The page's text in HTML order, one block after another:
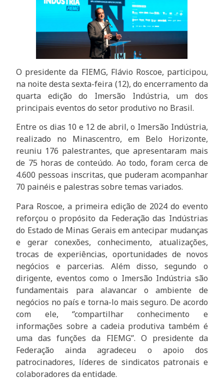
O presidente da FIEMG, Flávio Roscoe, participou,
na noite desta sexta-feira (12), do encerramento da
quarta edição do Imersão Indústria, um dos
principais eventos do setor produtivo no Brasil.
Entre os dias 10 e 12 de abril, o Imersão Indústria,
realizado no Minascentro, em Belo Horizonte,
reuniu 176 palestrantes, que apresentaram mais
de 75 horas de conteúdo. Ao todo, foram cerca de
4.600 pessoas inscritas, que puderam acompanhar
70 painéis e palestras sobre temas variados.
Para Roscoe, a primeira edição de 2024 do evento
reforçou o propósito da Federação das Indústrias
do Estado de Minas Gerais em antecipar mudanças
e gerar conexões, conhecimento, atualizações,
trocas de experiências, oportunidades de novos
negócios e parcerias. Além disso, segundo o
dirigente, eventos como o Imersão Indústria são
fundamentais para alavancar o ambiente de
negócios no país e torna-lo mais seguro. De acordo
com ele, ‘’compartilhar conhecimento e
informações sobre a cadeia produtiva também é
uma das funções da FIEMG’’. O presidente da
Federação ainda agradeceu o apoio dos
patrocinadores, líderes de sindicatos patronais e
colaboradores da entidade.